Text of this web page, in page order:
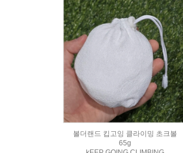
볼더랜드 킵고잉 클라이밍 초크볼
65g